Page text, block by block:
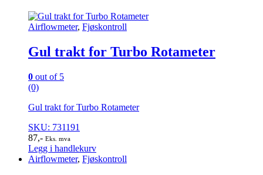
Airflowmeter, Fjøskontroll
Gul trakt for Turbo Rotameter
0 out of 5
(0)
Gul trakt for Turbo Rotameter
SKU: 731191
87,- Eks. mva
Legg i handlekurv
Airflowmeter, Fjøskontroll